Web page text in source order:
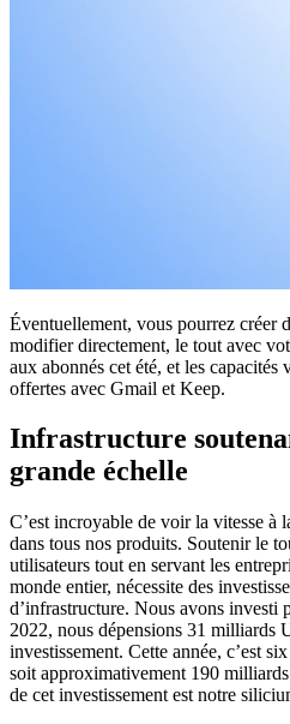
Éventuellement, vous pourrez créer
modifier directement, le tout avec
aux abonnés cet été, et les capacités
offertes avec Gmail et Keep.
Infrastructure
grande échelle
C’est incroyable de voir la vitesse à
dans tous nos produits. Soutenir le
utilisateurs tout en servant les
monde entier, nécessite des
d’infrastructure. Nous avons investi
2022, nous dépensions 31 milliards
investissement. Cette année, c’est
soit approximativement 190
de cet investissement est notre